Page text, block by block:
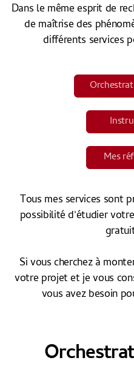
Dans le même esprit de
de maîtrise des
différents services
Mes
Tous mes services sont
possibilité d'étudier
Si vous cherchez à
votre projet et je vous
vous avez besoin